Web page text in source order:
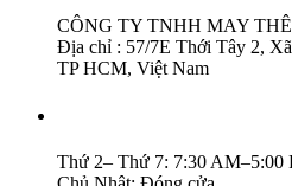
CÔNG TY TNHH MAY
Địa chỉ : 57/7E Thới Tây 2,
TP HCM, Việt Nam
Thứ 2– Thứ 7: 7:30 AM–5:00